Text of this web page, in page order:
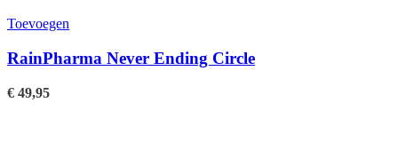
Toevoegen
RainPharma Never Ending Circle
€ 49,95